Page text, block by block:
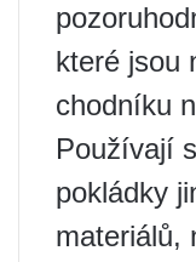
které jsou
chodníku
Používají
pokládky
materiálů,